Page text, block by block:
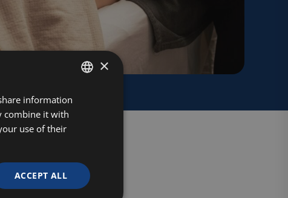
FINNISH
ENGLISH
×
information
combine it with
use of their
ACCEPT ALL